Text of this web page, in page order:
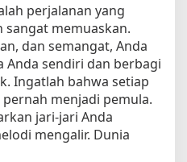
perjalanan yang
memuaskan.
dan semangat, Anda
Anda sendiri dan berbagi
Ingatlah bahwa setiap
menjadi pemula.
jari-jari Anda
mengalir. Dunia